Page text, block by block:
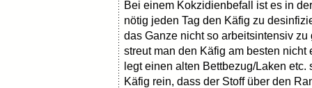
Bei einem Kokzidienbefall ist es in
nötig jeden Tag den Käfig zu
das Ganze nicht so arbeitsintensiv zu
streut man den Käfig am besten nicht
legt einen alten Bettbezug/Laken etc.
Käfig rein, dass der Stoff über den